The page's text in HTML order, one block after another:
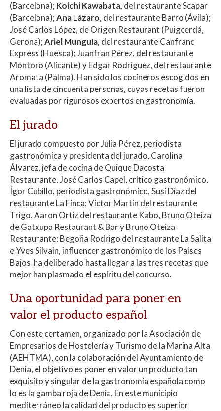
(Barcelona); Koichi Kawabata, del restaurante Scapar
(Barcelona);Ana Lázaro, del restaurante Barro (Ávila);
José Carlos López, de Origen Restaurant (Puigcerdá,
Gerona);Ariel Munguía, del restaurante Canfranc
Express (Huesca); Juanfran Pérez, del restaurante
Montoro (Alicante) y Edgar Rodríguez, del restaurante
Aromata (Palma). Han sido los cocineros escogidos en
una lista de cincuenta personas, cuyas recetas fueron
evaluadas por rigurosos expertos en gastronomía.
El jurado
El jurado compuesto por Julia Pérez, periodista
gastronómica y presidenta del jurado, Carolina
Álvarez, jefa de cocina de Quique Dacosta
Restaurante, José Carlos Capel, crítico gastronómico,
Ígor Cubillo, periodista gastronómico, Susi Díaz del
restaurante La Finca; Víctor Martín del restaurante
Trigo, Aaron Ortiz del restaurante Kabo, Bruno Oteiza
de Gatxupa Restaurant & Bar y Bruno Oteiza
Restaurante; Begoña Rodrigo del restaurante La Salita
e Yves Silvain, influencer gastronómico de los Países
Bajos ha deliberado hasta llegar a las tres recetas que
mejor han plasmado el espíritu del concurso.
Una oportunidad para poner en
valor el producto español
Con este certamen, organizado por la Asociación de
Empresarios de Hostelería y Turismo de la Marina Alta
(AEHTMA), con la colaboración del Ayuntamiento de
Denia, el objetivo es poner en valor un producto tan
exquisito y singular de la gastronomía española como
lo es la gamba roja de Denia. En este municipio
mediterráneo la calidad del producto es superior